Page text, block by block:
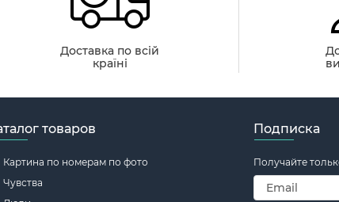
Доставка по всій
країні
товаров
Картина по номерам по фото
Чувства
Подписка
Получайте